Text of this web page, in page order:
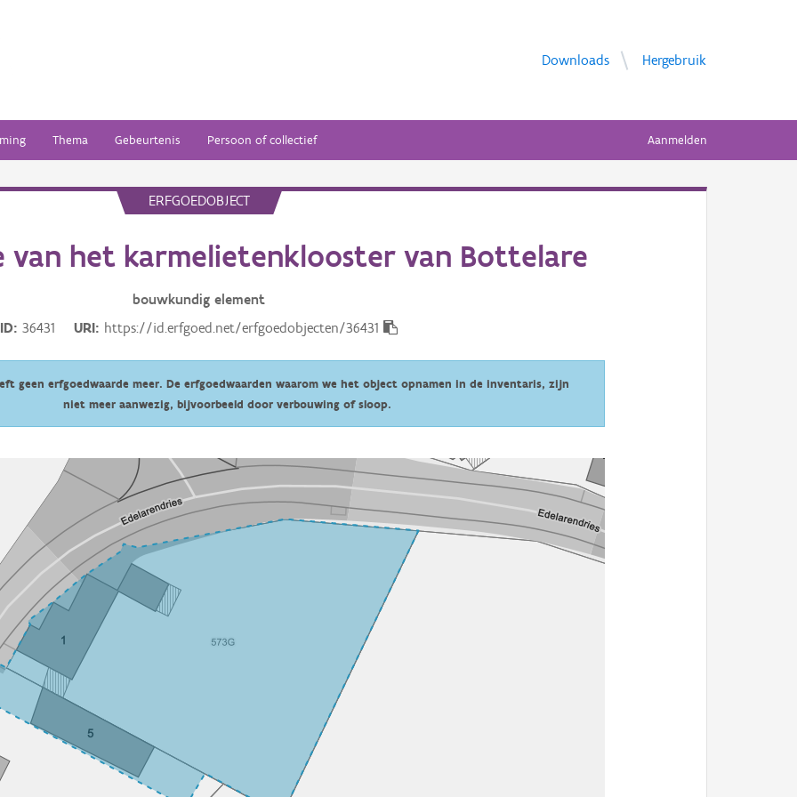
Downloads Hergebruik
Thema Gebeurtenis Persoon of collectief Aanmelden
ERFGOEDOBJECT
van het karmelietenklooster van Bottelare
bouwkundig element
ID
36431 URI https://id.erfgoed.net/erfgoedobjecten/36431
geen erfgoedwaarde meer. De erfgoedwaarden waarom we het object opnamen in de inventaris, zijn
niet meer aanwezig, bijvoorbeeld door verbouwing of sloop.